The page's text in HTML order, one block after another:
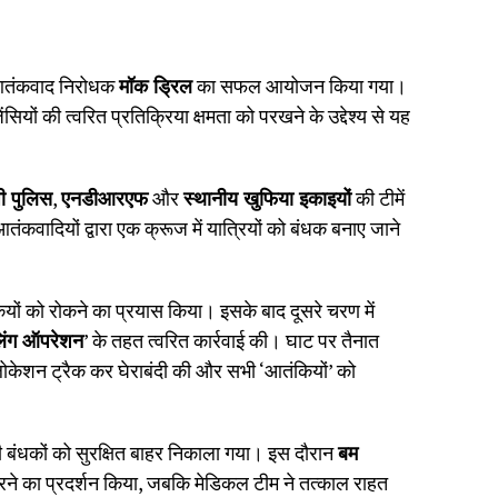
निरोधकमॉक ड्रिलका सफल आयोजन किया गया।
की त्वरित प्रतिक्रिया क्षमता को परखने के उद्देश्य से यह
पुलिस,एनडीआरएफऔरस्थानीय खुफिया इकाइयोंकी टीमें
द्वारा एक क्रूज में यात्रियों को बंधक बनाए जाने
को रोकने का प्रयास किया। इसके बाद दूसरे चरण में
ऑपरेशन’ के तहत त्वरित कार्रवाई की। घाट पर तैनात
ट्रैक कर घेराबंदी की और सभी ‘आतंकियों’ को
को सुरक्षित बाहर निकाला गया। इस दौरानबम
का प्रदर्शन किया, जबकि मेडिकल टीम ने तत्काल राहत